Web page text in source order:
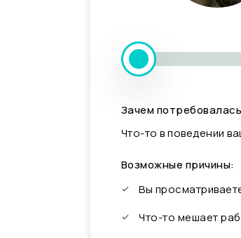
Зачем
Что-то в поведении
Возможные причины:
Вы
Что-то мешает